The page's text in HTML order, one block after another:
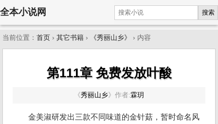
全本小说网 搜索
当前位置： 首页 › 其它书籍 › 《秀丽山乡》 › 内容
第111章 免费发放叶酸
《秀丽山乡》 作者:霖玥
金美淑研发出三款不同味道的金针菇，暂时命名风